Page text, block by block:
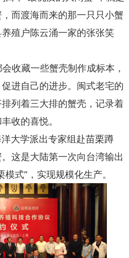
而渡海而来的那一只只小蟹
殖户陈云涌一家的张张笑
收藏一些蟹壳制作成标本，
进自己的进步。闽式老宅的
列着三大排的蟹壳，记录着
收的喜悦。
大学派出专家组赴苗栗蹲
这是大陆第一次向台湾输出
式”，实现规模化生产。